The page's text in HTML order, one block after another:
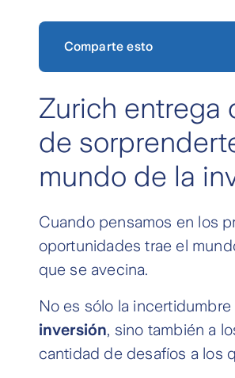
Comparte esto
Zurich entrega
de
mundo de la
Cuando pensamos en los
oportunidades trae el
que se avecina.
No es sólo la
inversión, sino también a
cantidad de desafíos a los